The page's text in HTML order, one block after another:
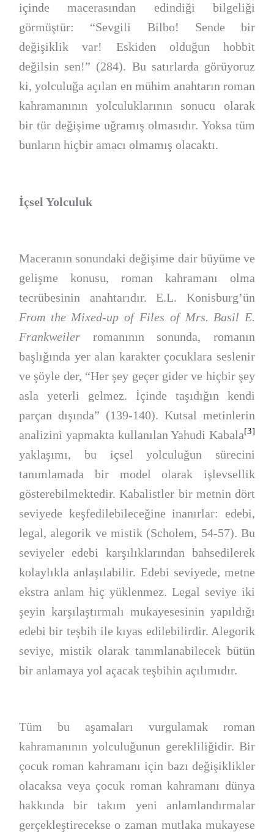
içinde macerasından edindiği bilgeliği
görmüştür: “Sevgili Bilbo! Sende bir
değişiklik var! Eskiden olduğun hobbit
değilsin sen!” (284). Bu satırlarda görüyoruz
ki, yolculuğa açılan en mühim anahtarın roman
kahramanının yolculuklarının sonucu olarak
bir tür değişime uğramış olmasıdır. Yoksa tüm
bunların hiçbir amacı olmamış olacaktı.
İçsel Yolculuk
Maceranın sonundaki değişime dair büyüme ve
gelişme konusu, roman kahramanı olma
tecrübesinin anahtarıdır. E.L. Konisburg’ün
From the Mixed-up of Files of Mrs. Basil E.
Frankweilerromanının sonunda, romanın
başlığında yer alan karakter çocuklara seslenir
ve şöyle der, “Her şey geçer gider ve hiçbir şey
asla yeterli gelmez. İçinde taşıdığın kendi
parçan dışında” (139-140). Kutsal metinlerin
analizini yapmakta kullanılan Yahudi Kabala[3]
yaklaşımı, bu içsel yolculuğun sürecini
tanımlamada bir model olarak işlevsellik
gösterebilmektedir. Kabalistler bir metnin dört
seviyede keşfedilebileceğine inanırlar: edebi,
legal, alegorik ve mistik (Scholem, 54-57). Bu
seviyeler edebi karşılıklarından bahsedilerek
kolaylıkla anlaşılabilir. Edebi seviyede, metne
ekstra anlam hiç yüklenmez. Legal seviye iki
şeyin karşılaştırmalı mukayesesinin yapıldığı
edebi bir teşbih ile kıyas edilebilirdir. Alegorik
seviye, mistik olarak tanımlanabilecek bütün
bir anlamaya yol açacak teşbihin açılımıdır.
Tüm bu aşamaları vurgulamak roman
kahramanının yolculuğunun gerekliliğidir. Bir
çocuk roman kahramanı için bazı değişiklikler
olacaksa veya çocuk roman kahramanı dünya
hakkında bir takım yeni anlamlandırmalar
gerçekleştirecekse o zaman mutlaka mukayese